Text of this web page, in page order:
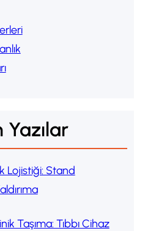
Yazılar
Lojistiği: Stand
Taşıma: Tıbbı Cihaz